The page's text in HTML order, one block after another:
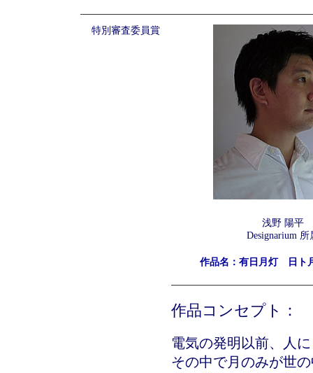
特別審査委員賞
浅野 陽平
Designarium 所
作品名：有日月灯 日ト
作品コンセプト：
電気の発明以前、人
その中で月のみが世